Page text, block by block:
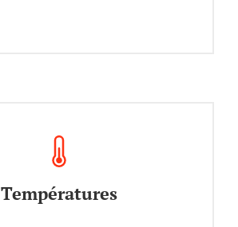
Températures